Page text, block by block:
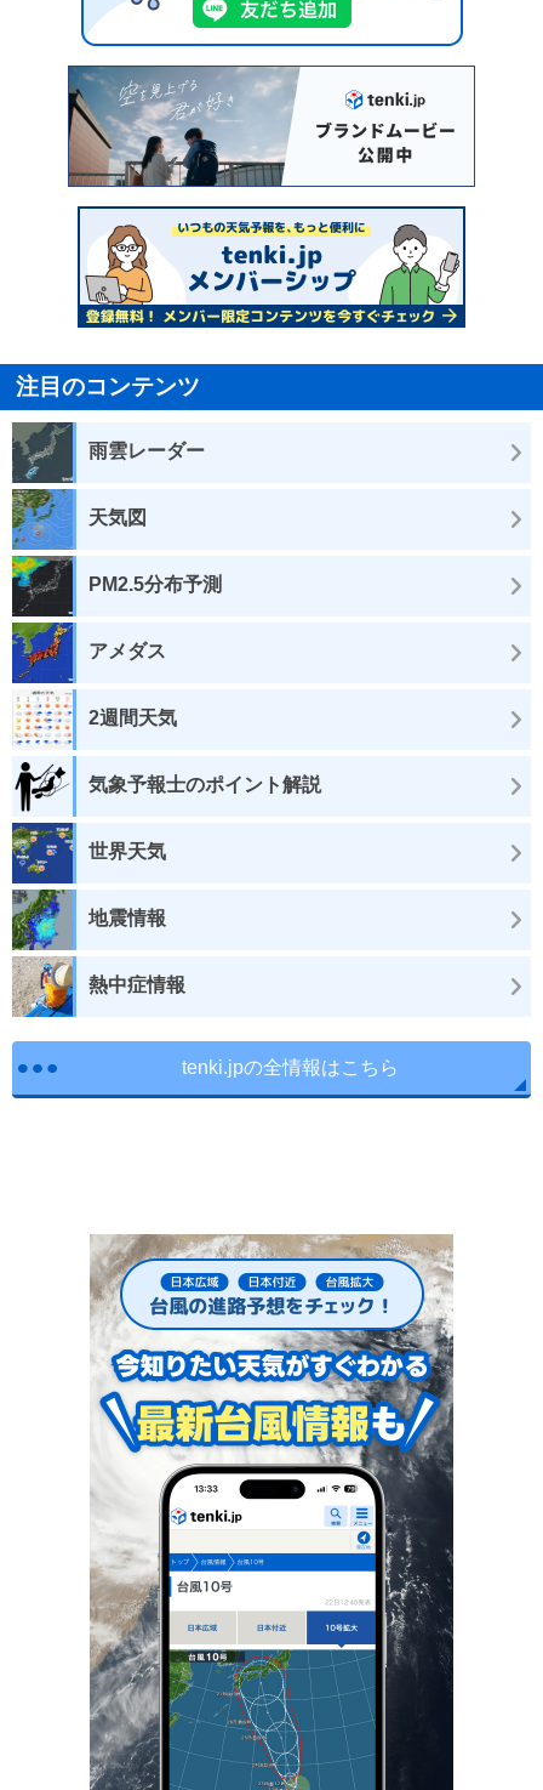
注目のコンテンツ
雨雲レーダー
天気図
PM2.5分布予測
アメダス
2週間天気
気象予報士のポイント解説
世界天気
地震情報
熱中症情報
tenki.jpの全情報はこちら